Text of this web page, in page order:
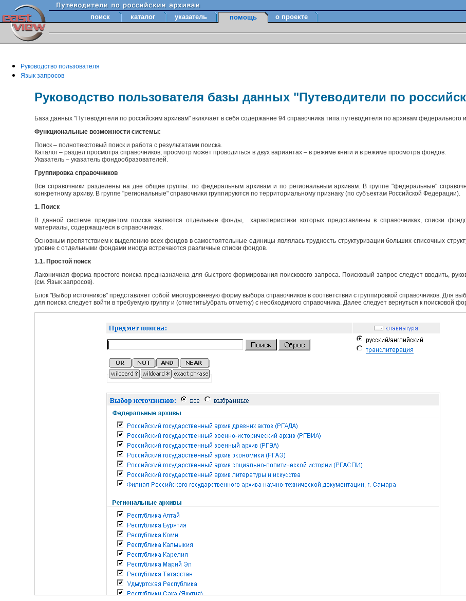
поиск каталог указатель помощь о проекте
Руководство пользователя
Язык запросов
Руководство пользователя базы данных "Путеводители по
База данных "Путеводители по российским архивам" включает в себя содержание 94 справочника типа путеводителя по архивам федерального
Функциональные возможности системы:
Поиск – полнотекстовый поиск и работа с результатами поиска.
Каталог – раздел просмотра справочников; просмотр может проводиться в двух вариантах – в режиме книги и в режиме просмотра фондов.
Указатель – указатель фондообразователей.
Группировка справочников
Все справочники разделены на две общие группы: по федеральным архивам и по региональным архивам. В группе "федеральные"
конкретному архиву. В группе "региональные" справочники группируются по территориальному признаку (по субъектам Российской Федерации).
1. Поиск
В данной системе предметом поиска являются отдельные фонды, характеристики которых представлены в справочниках, списки
материалы, содержащиеся в справочниках.
Основным препятствием к выделению всех фондов в самостоятельные единицы являлась трудность структуризации больших списочных
уровне с отдельными фондами иногда встречаются различные списки фондов.
1.1. Простой поиск
Лаконичная форма простого поиска предназначена для быстрого формирования поискового запроса. Поисковый запрос следует вводить,
(см. Язык запросов).
Блок "Выбор источников" представляет собой многоуровневую форму выбора справочников в соответствии с группировкой справочников. Для
для поиска следует войти в требуемую группу и (отметить/убрать отметку) с необходимого справочника. Далее следует вернуться к поисковой